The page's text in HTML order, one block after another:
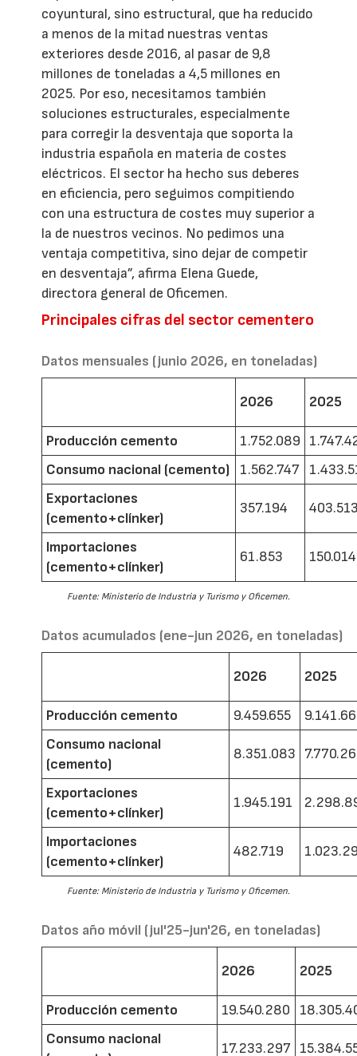
coyuntural, sino estructural, que ha reducido
a menos de la mitad nuestras ventas
exteriores desde 2016, al pasar de 9,8
millones de toneladas a 4,5 millones en
2025. Por eso, necesitamos también
soluciones estructurales, especialmente
para corregir la desventaja que soporta la
industria española en materia de costes
eléctricos. El sector ha hecho sus deberes
en eficiencia, pero seguimos compitiendo
con una estructura de costes muy superior a
la de nuestros vecinos. No pedimos una
ventaja competitiva, sino dejar de competir
en desventaja”, afirma Elena Guede,
directora general de Oficemen.
Principales cifras del sector cementero
Datos mensuales (junio 2026, en toneladas)
2026 2025
Producción cemento 1.752.089
Consumo nacional (cemento)
1.562.747
Exportaciones
(cemento+clínker)
357.194
Importaciones
(cemento+clínker)
61.853 150.014
Fuente: Ministerio de Industria y Turismo y Oficemen.
Datos acumulados (ene-jun 2026, en toneladas)
2026 2025
Producción cemento 9.459.655
Consumo nacional
(cemento)
8.351.083
Exportaciones
(cemento+clínker)
1.945.191
Importaciones
(cemento+clínker)
482.719
Fuente: Ministerio de Industria y Turismo y Oficemen.
Datos año móvil (jul'25-jun'26, en toneladas)
2026 2025
Producción cemento 19.540.280
Consumo nacional
17.233.297